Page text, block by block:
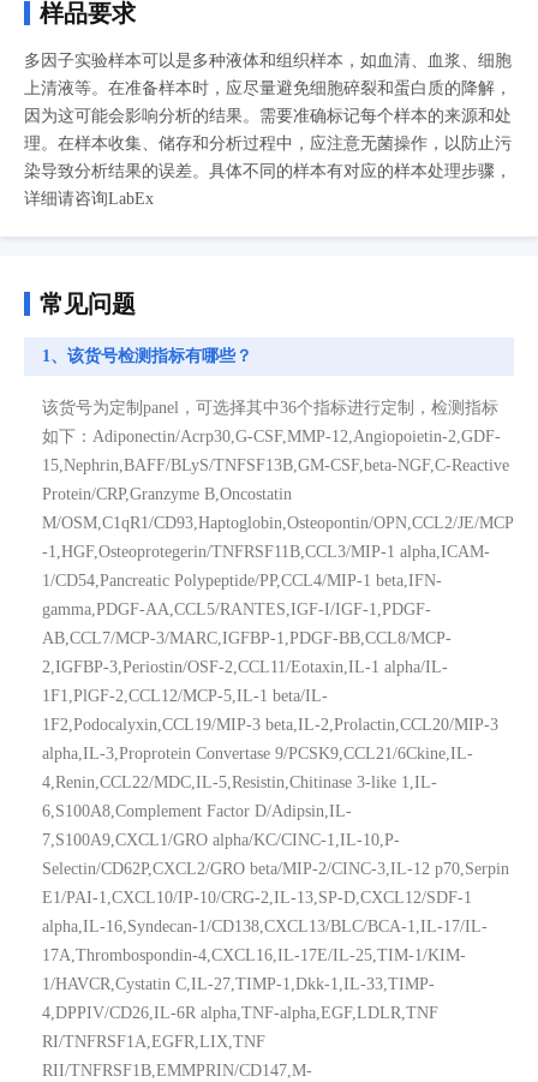
样品要求
多因子实验样本可以是多种液体和组织样本，如血清、血浆、细胞
上清液等。在准备样本时，应尽量避免细胞碎裂和蛋白质的降解，
因为这可能会影响分析的结果。需要准确标记每个样本的来源和处
理。在样本收集、储存和分析过程中，应注意无菌操作，以防止污
染导致分析结果的误差。具体不同的样本有对应的样本处理步骤，
详细请咨询LabEx
常见问题
1、该货号检测指标有哪些？
该货号为定制panel，可选择其中36个指标进行定制，检测指标
如下：Adiponectin/Acrp30,G-CSF,MMP-12,Angiopoietin-2,GDF-
15,Nephrin,BAFF/BLyS/TNFSF13B,GM-CSF,beta-NGF,C-Reactive
Protein/CRP,Granzyme B,Oncostatin
M/OSM,C1qR1/CD93,Haptoglobin,Osteopontin/OPN,CCL2/JE/MCP
-1,HGF,Osteoprotegerin/TNFRSF11B,CCL3/MIP-1 alpha,ICAM-
1/CD54,Pancreatic Polypeptide/PP,CCL4/MIP-1 beta,IFN-
gamma,PDGF-AA,CCL5/RANTES,IGF-I/IGF-1,PDGF-
AB,CCL7/MCP-3/MARC,IGFBP-1,PDGF-BB,CCL8/MCP-
2,IGFBP-3,Periostin/OSF-2,CCL11/Eotaxin,IL-1 alpha/IL-
1F1,PlGF-2,CCL12/MCP-5,IL-1 beta/IL-
1F2,Podocalyxin,CCL19/MIP-3 beta,IL-2,Prolactin,CCL20/MIP-3
alpha,IL-3,Proprotein Convertase 9/PCSK9,CCL21/6Ckine,IL-
4,Renin,CCL22/MDC,IL-5,Resistin,Chitinase 3-like 1,IL-
6,S100A8,Complement Factor D/Adipsin,IL-
7,S100A9,CXCL1/GRO alpha/KC/CINC-1,IL-10,P-
Selectin/CD62P,CXCL2/GRO beta/MIP-2/CINC-3,IL-12 p70,Serpin
E1/PAI-1,CXCL10/IP-10/CRG-2,IL-13,SP-D,CXCL12/SDF-1
alpha,IL-16,Syndecan-1/CD138,CXCL13/BLC/BCA-1,IL-17/IL-
17A,Thrombospondin-4,CXCL16,IL-17E/IL-25,TIM-1/KIM-
1/HAVCR,Cystatin C,IL-27,TIMP-1,Dkk-1,IL-33,TIMP-
4,DPPIV/CD26,IL-6R alpha,TNF-alpha,EGF,LDLR,TNF
RI/TNFRSF1A,EGFR,LIX,TNF
RII/TNFRSF1B,EMMPRIN/CD147,M-